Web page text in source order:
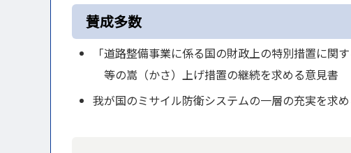
賛成多数
「道路整備事業に係る国の財政上の特別措置
等の嵩（かさ）上げ措置の継続を求める意見書
我が国のミサイル防衛システムの一層の充実を求